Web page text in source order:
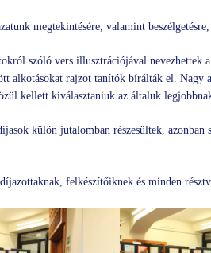
megtekintésére, valamint beszélgetésre,
szóló vers illusztrációjával nevezhettek
alkotásokat rajzot tanítók bírálták el. Nagy
kellett kiválasztaniuk az általuk
külön jutalomban részesültek, azonban
felkészítőiknek és minden